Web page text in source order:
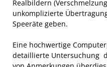
Realbildern
unkomplizierte
Speeräte geben.
Eine hochwertige
detaillierte Untersuchung